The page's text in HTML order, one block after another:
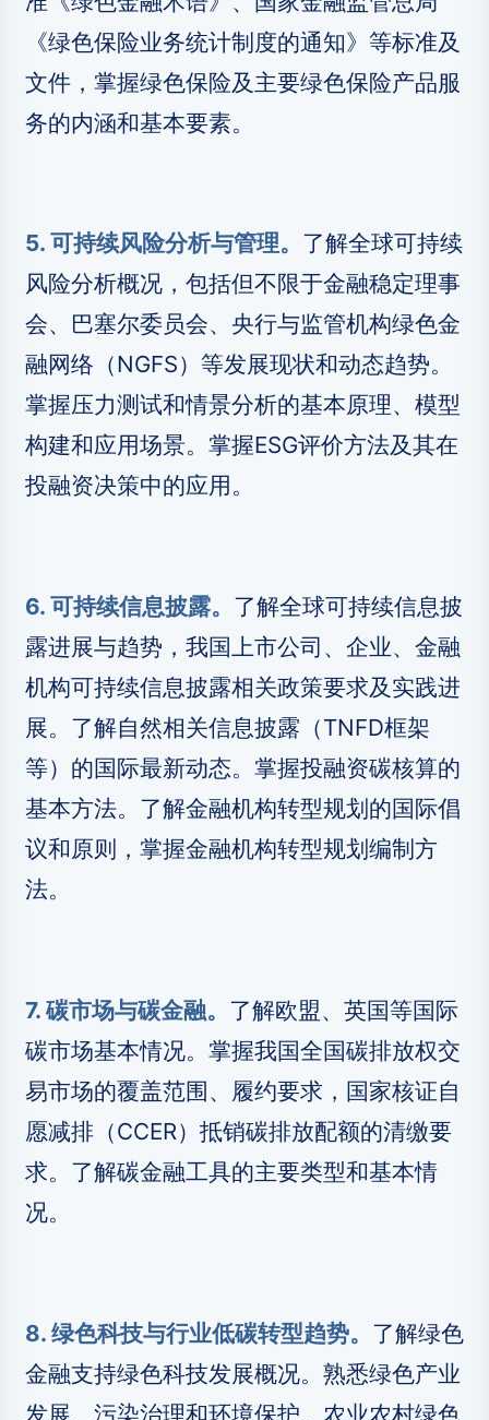
《绿色保险业务统计制度的通知》等标准及
文件，掌握绿色保险及主要绿色保险产品服
务的内涵和基本要素。
5. 可持续风险分析与管理。 了解全球可持续
风险分析概况，包括但不限于金融稳定理事
会、巴塞尔委员会、央行与监管机构绿色金
融网络（NGFS）等发展现状和动态趋势。
掌握压力测试和情景分析的基本原理、模型
构建和应用场景。掌握ESG评价方法及其在
投融资决策中的应用。
6. 可持续信息披露。 了解全球可持续信息披
露进展与趋势，我国上市公司、企业、金融
机构可持续信息披露相关政策要求及实践进
展。了解自然相关信息披露（TNFD框架
等）的国际最新动态。掌握投融资碳核算的
基本方法。了解金融机构转型规划的国际倡
议和原则，掌握金融机构转型规划编制方
法。
7. 碳市场与碳金融。 了解欧盟、英国等国际
碳市场基本情况。掌握我国全国碳排放权交
易市场的覆盖范围、履约要求，国家核证自
愿减排（CCER）抵销碳排放配额的清缴要
求。了解碳金融工具的主要类型和基本情
况。
8. 绿色科技与行业低碳转型趋势。 了解绿色
金融支持绿色科技发展概况。熟悉绿色产业
发展、污染治理和环境保护、农业农村绿色